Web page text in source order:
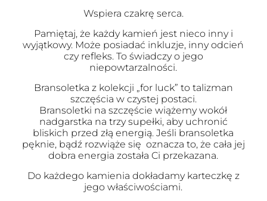
Wspiera czakrę serca.
Pamiętaj, że każdy kamień jest nieco inny i
wyjątkowy. Może posiadać inkluzje, inny odcień
czy refleks. To świadczy o jego
niepowtarzalności.
Bransoletka z kolekcji „for luck” to talizman
szczęścia w czystej postaci.
Bransoletki na szczęście wiążemy wokół
nadgarstka na trzy supełki, aby uchronić
bliskich przed złą energią. Jeśli bransoletka
pęknie, bądź rozwiąże się oznacza to, że cała jej
dobra energia została Ci przekazana.
Do każdego kamienia dokładamy karteczkę z
jego właściwościami.